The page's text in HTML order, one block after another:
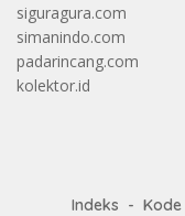
siguragura.com
simanindo.com
padarincang.com
kolektor.id
Indeks Kode